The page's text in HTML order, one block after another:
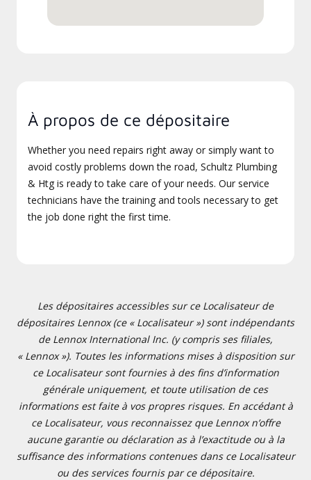
À propos de ce dépositaire
Whether you need repairs right away or simply want to
avoid costly problems down the road, Schultz Plumbing
& Htg is ready to take care of your needs. Our service
technicians have the training and tools necessary to get
the job done right the first time.
Les dépositaires accessibles sur ce Localisateur de
dépositaires Lennox (ce « Localisateur ») sont indépendants
de Lennox International Inc. (y compris ses filiales,
« Lennox »). Toutes les informations mises à disposition sur
ce Localisateur sont fournies à des fins d’information
générale uniquement, et toute utilisation de ces
informations est faite à vos propres risques. En accédant à
ce Localisateur, vous reconnaissez que Lennox n’offre
aucune garantie ou déclaration as à l’exactitude ou à la
suffisance des informations contenues dans ce Localisateur
ou des services fournis par ce dépositaire.